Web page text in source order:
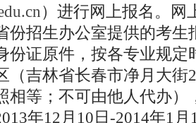
）进行网上报名。网
份招生办公室提供的考生
份证原件，按各专业规定
（吉林省长春市净月大街
相等；不可由他人代办）
年12月10日-2014年1月